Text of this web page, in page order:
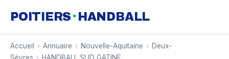
POITIERS · HANDBALL
Accueil › Annuaire › Nouvelle-Aquitaine › Deux-